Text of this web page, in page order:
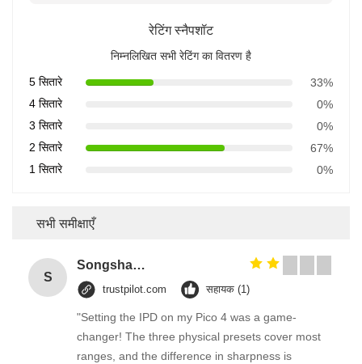
रेटिंग स्नैपशॉट
निम्नलिखित सभी रेटिंग का वितरण है
5 सितारे
33%
4 सितारे
0%
3 सितारे
0%
2 सितारे
67%
1 सितारे
0%
सभी समीक्षाएँ
S
Songshang
trustpilot.com सहायक (1)
"Setting the IPD on my Pico 4 was a game-
changer! The three physical presets cover most
ranges, and the difference in sharpness is